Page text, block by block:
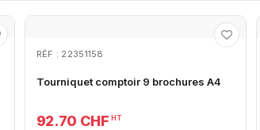
RÉF : 22351158
Tourniquet comptoir 9 brochures A4
92.70 CHF HT